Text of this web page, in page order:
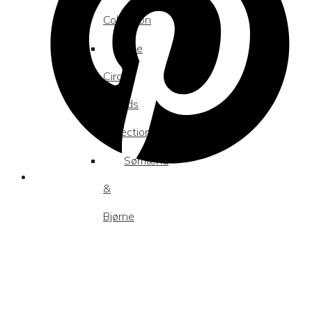
Collection
The
Circus
Friends
Collection
Sømænd
&
Bjørne